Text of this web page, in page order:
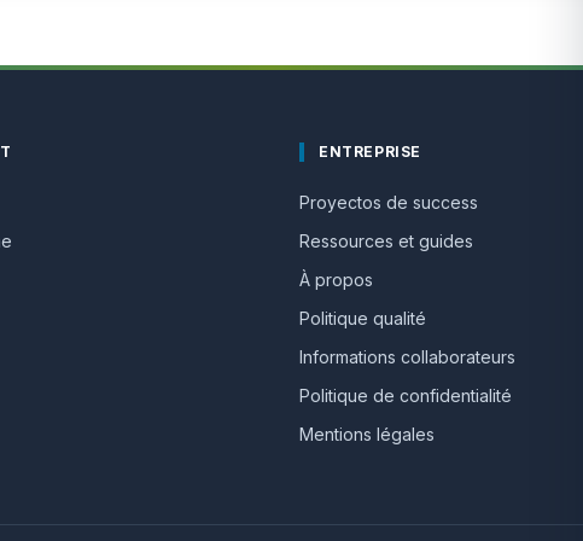
ENTREPRISE
Proyectos de success
Ressources et guides
À propos
Politique qualité
Informations collaborateurs
Politique de confidentialité
Mentions légales